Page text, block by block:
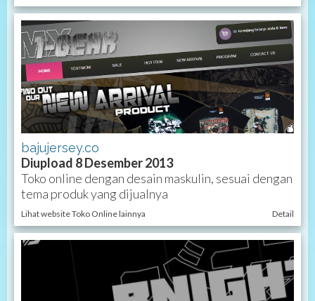
bajujersey.co
Diupload 8 Desember 2013
Toko online dengan desain maskulin, sesuai dengan
tema produk yang dijualnya
Lihat website Toko Online lainnya Detail